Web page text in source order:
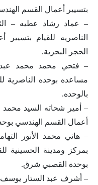
بتسيير أعمال القسم
– عماد رشاد عطيه –
الناصريه للقيام
الحجر البحرية.
– فتحي محمد محمد عبد
مساعده بوحده الناصرية
بالوحده.
– أمير شحاته السيد محمد
أعمال القسم الهندسي
– هاني محمد الأنور
بمركز ومدينة الحسينية
بوحدة القصبي شرق.
– أشرف عبد الستار يوسف